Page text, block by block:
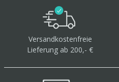
Versandkostenfreie
Lieferung ab 200,- €